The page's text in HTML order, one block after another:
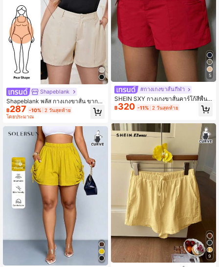
Shapeblank
Shapeblank พลัส กางเกงขาสั้น ขากว้
าง
฿287 -10% 2 วันสุดท้าย
โดยประมาณ
5
#กางเกงขาสั้นกีฬา
SHEIN SXY กางเกงขาสั้นคาร์โก้สีพื้นแ
บบเบาๆ สำหรับใส่ในช่วงฤดูร้อน ไซส์ใ
หญ่
฿320 -11% 2 วันสุดท้าย
9